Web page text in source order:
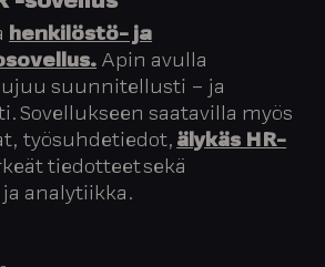
henkilöstö- ja
Apin avulla
suunnitellusti – ja
Sovellukseen saatavilla myös
työsuhdetiedot, älykäs HR-
tiedotteet sekä
analytiikka.